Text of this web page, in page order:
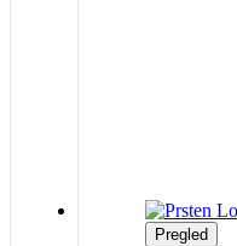
Pregled